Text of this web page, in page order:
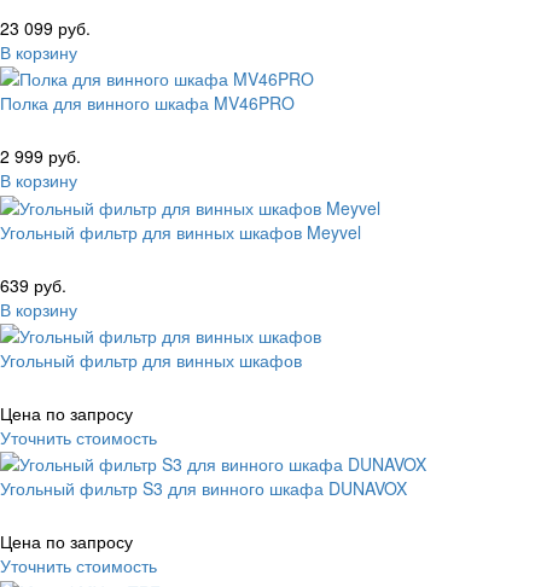
23 099 руб.
В корзину
Полка для винного шкафа MV46PRO
2 999 руб.
В корзину
Угольный фильтр для винных шкафов Meyvel
639 руб.
В корзину
Угольный фильтр для винных шкафов
Цена по запросу
Уточнить стоимость
Угольный фильтр S3 для винного шкафа DUNAVOX
Цена по запросу
Уточнить стоимость